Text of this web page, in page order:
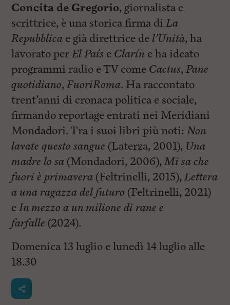
Concita de Gregorio, giornalista e
scrittrice, è una storica firma diLa
Repubblica e già direttrice del’Unità, ha
lavorato perEl País e Clarín e ha ideato
programmi radio e TV come Cactus,Pane
quotidiano,FuoriRoma. Ha raccontato
trent’anni di cronaca politica e sociale,
firmando reportage entrati nei Meridiani
Mondadori. Tra i suoi libri più noti:Non
lavate questo sangue (Laterza, 2001), Una
madre lo sa (Mondadori, 2006),Mi sa che
fuori è primavera (Feltrinelli, 2015),Lettera
a una ragazza del futuro (Feltrinelli, 2021)
eIn mezzo a un milione di rane e
farfalle (2024).
Domenica 13 luglio e lunedì 14 luglio alle
18.30